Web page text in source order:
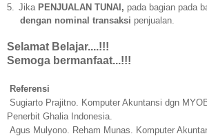
5.
Jika PENJUALAN TUNAI, pada bagian pada
dengan nominal transaksi penjualan.
Selamat Belajar....!!!
Semoga bermanfaat...!!!
Prajitno. Komputer Akuntansi dgn MYOB
Penerbit Ghalia Indonesia.
Mulyono. Reham Munas. Komputer